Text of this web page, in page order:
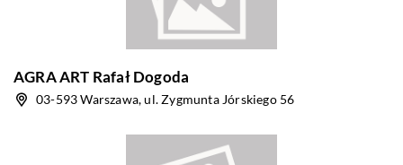
AGRA ART Rafał Dogoda
03-593 Warszawa, ul. Zygmunta Jórskiego 56